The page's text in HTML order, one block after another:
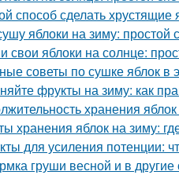
способ сделать
яблоки на зиму: простой
свои яблоки на солнце:
советы по сушке яблок в
фрукты на зиму: как
хранения
хранения яблок на зиму:
для усиления потенции:
груши весной и в другие